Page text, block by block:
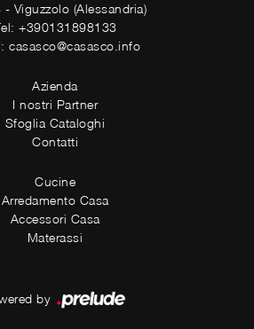
- Viguzzolo (Alessandria)
+390131898133
casasco@casasco.info
Azienda
I nostri Partner
Sfoglia Cataloghi
Contatti
Cucine
Arredamento Casa
Accessori Casa
Materassi
by